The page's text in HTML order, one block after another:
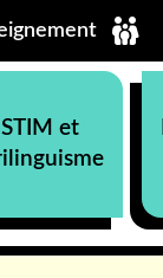
STIM et